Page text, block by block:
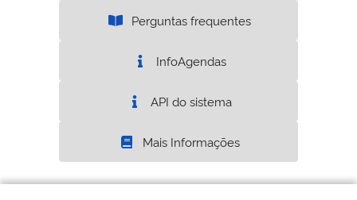
Perguntas frequentes
InfoAgendas
API do sistema
Mais Informações